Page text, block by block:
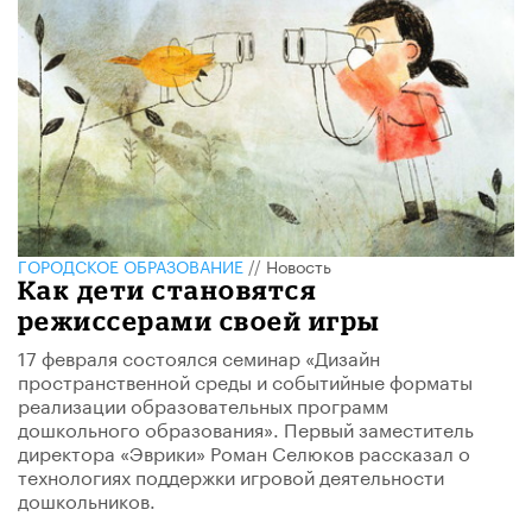
ГОРОДСКОЕ ОБРАЗОВАНИЕ//Новость
Как дети становятся
режиссерами своей игры
17 февраля состоялся семинар «Дизайн
пространственной среды и событийные форматы
реализации образовательных программ
дошкольного образования». Первый заместитель
директора «Эврики» Роман Селюков рассказал о
технологиях поддержки игровой деятельности
дошкольников.